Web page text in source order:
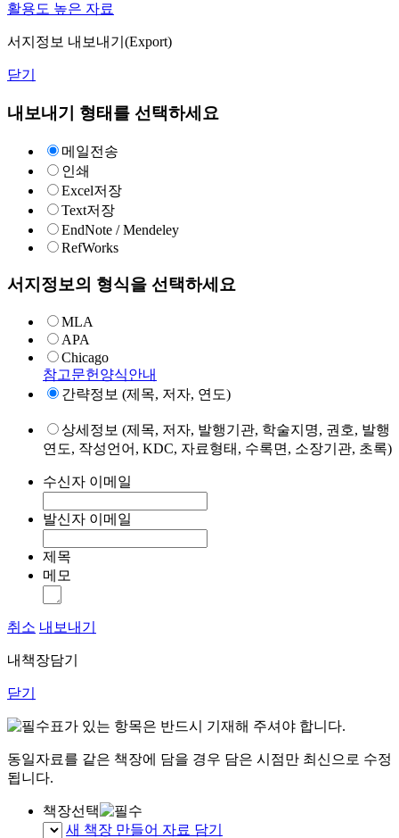
활용도 높은 자료
서지정보 내보내기(Export)
닫기
내보내기 형태를 선택하세요
메일전송
인쇄
Excel저장
Text저장
EndNote / Mendeley
RefWorks
서지정보의 형식을 선택하세요
MLA
APA
Chicago
참고문헌양식안내
간략정보 (제목, 저자, 연도)
상세정보 (제목, 저자, 발행기관, 학술지명, 권호, 발행
연도, 작성언어, KDC, 자료형태, 수록면, 소장기관, 초록)
수신자 이메일
발신자 이메일
제목
메모
취소 내보내기
내책장담기
닫기
표가 있는 항목은 반드시 기재해 주셔야 합니다.
동일자료를 같은 책장에 담을 경우 담은 시점만 최신으로 수정
됩니다.
책장선택
새 책장 만들어 자료 담기